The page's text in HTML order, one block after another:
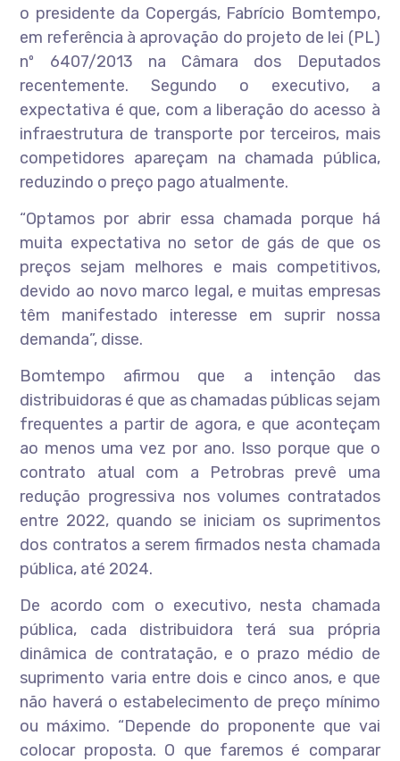
o presidente da Copergás, Fabrício Bomtempo,
em referência à aprovação do projeto de lei (PL)
nº 6407/2013 na Câmara dos Deputados
recentemente. Segundo o executivo, a
expectativa é que, com a liberação do acesso à
infraestrutura de transporte por terceiros, mais
competidores apareçam na chamada pública,
reduzindo o preço pago atualmente.
“Optamos por abrir essa chamada porque há
muita expectativa no setor de gás de que os
preços sejam melhores e mais competitivos,
devido ao novo marco legal, e muitas empresas
têm manifestado interesse em suprir nossa
demanda”, disse.
Bomtempo afirmou que a intenção das
distribuidoras é que as chamadas públicas sejam
frequentes a partir de agora, e que aconteçam
ao menos uma vez por ano. Isso porque que o
contrato atual com a Petrobras prevê uma
redução progressiva nos volumes contratados
entre 2022, quando se iniciam os suprimentos
dos contratos a serem firmados nesta chamada
pública, até 2024.
De acordo com o executivo, nesta chamada
pública, cada distribuidora terá sua própria
dinâmica de contratação, e o prazo médio de
suprimento varia entre dois e cinco anos, e que
não haverá o estabelecimento de preço mínimo
ou máximo. “Depende do proponente que vai
colocar proposta. O que faremos é comparar